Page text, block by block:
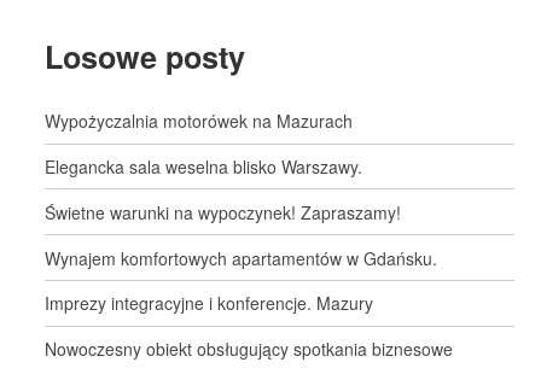
Losowe posty
Wypożyczalnia motorówek na Mazurach
Elegancka sala weselna blisko Warszawy.
Świetne warunki na wypoczynek! Zapraszamy!
Wynajem komfortowych apartamentów w Gdańsku.
Imprezy integracyjne i konferencje. Mazury
Nowoczesny obiekt obsługujący spotkania biznesowe